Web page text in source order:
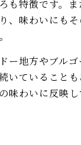
も特徴です。
、味わいにも
ー地方やブル
いていること
味わいに反映